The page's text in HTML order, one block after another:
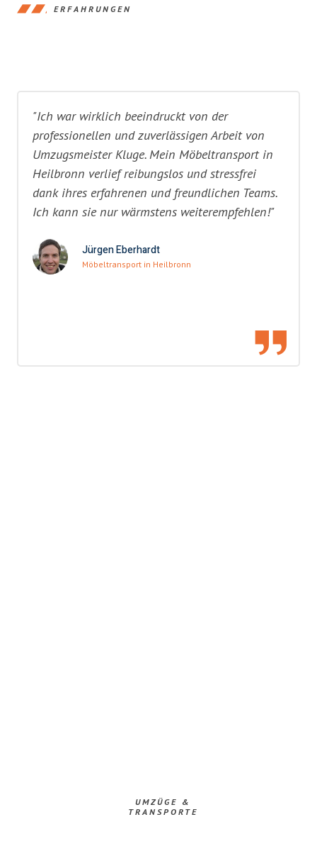
ERFAHRUNGEN
"Ich war wirklich beeindruckt von der
professionellen und zuverlässigen Arbeit von
Umzugsmeister Kluge. Mein Möbeltransport in
Heilbronn verlief reibungslos und stressfrei
dank ihres erfahrenen und freundlichen Teams.
Ich kann sie nur wärmstens weiterempfehlen!"
Jürgen Eberhardt
Möbeltransport in Heilbronn
UMZÜGE &
TRANSPORTE